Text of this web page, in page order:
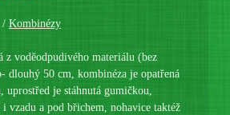
Kombinézy
z voděodpudivého materiálu (bez
dlouhý 50 cm, kombinéza je opatřená
uprostřed je stáhnutá gumičkou,
vzadu a pod břichem, nohavice taktéž